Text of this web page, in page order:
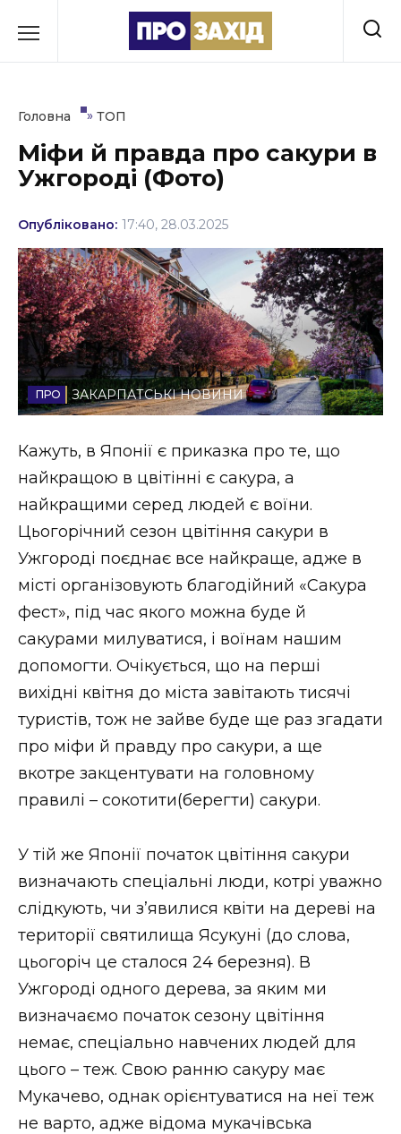
до
Культура
Освіта
Події
Політика
Соціум
Спорт
Стиль життя
Втрачений Ужгород
Втрачений Ужгород (відеоверсія)
ЗАКАРПАТСЬКІ НОВИНИ
НОВИНИ ЗАХІДНОЇ УКРАЇНИ
ФОТО
ВІДЕО
Головна » ТОП
Міфи й правда про сакури в
Ужгороді (Фото)
Опубліковано: 17:40, 28.03.2025
ЗАКАРПАТСЬКІ НОВИНИ
Кажуть, в Японії є приказка про те, що
найкращою в цвітінні є сакура, а
найкращими серед людей є воїни.
Цьогорічний сезон цвітіння сакури в
Ужгороді поєднає все найкраще, адже в
місті організовують благодійний «Сакура
фест», під час якого можна буде й
сакурами милуватися, і воїнам нашим
допомогти. Очікується, що на перші
вихідні квітня до міста завітають тисячі
туристів, тож не зайве буде ще раз згадати
про міфи й правду про сакури, а ще
вкотре закцентувати на головному
правилі – сокотити(берегти) сакури.
У тій же Японії початок цвітіння сакури
визначають спеціальні люди, котрі уважно
слідкують, чи з’явилися квіти на дереві на
території святилища Ясукуні (до слова,
цьогоріч це сталося 24 березня). В
Ужгороді одного дерева, за яким ми
визначаємо початок сезону цвітіння
немає, спеціально навчених людей для
цього – теж. Свою ранню сакуру має
Мукачево, однак орієнтуватися на неї теж
не варто, адже відома мукачівська